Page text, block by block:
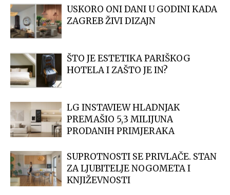
USKORO ONI DANI U GODINI KADA
ZAGREB ŽIVI DIZAJN
ŠTO JE ESTETIKA PARIŠKOG
HOTELA I ZAŠTO JE IN?
LG INSTAVIEW HLADNJAK
PREMAŠIO 5,3 MILIJUNA
PRODANIH PRIMJERAKA
SUPROTNOSTI SE PRIVLAČE. STAN
ZA LJUBITELJE NOGOMETA I
KNJIŽEVNOSTI